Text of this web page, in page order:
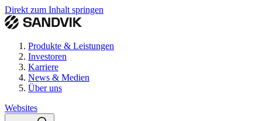
Direkt zum Inhalt springen
Produkte & Leistungen
Investoren
Karriere
News & Medien
Über uns
Websites